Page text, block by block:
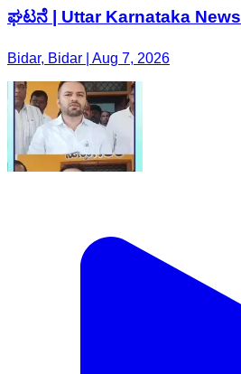
ಘಟನೆ | Uttar Karnataka News
Bidar, Bidar | Aug 7, 2026